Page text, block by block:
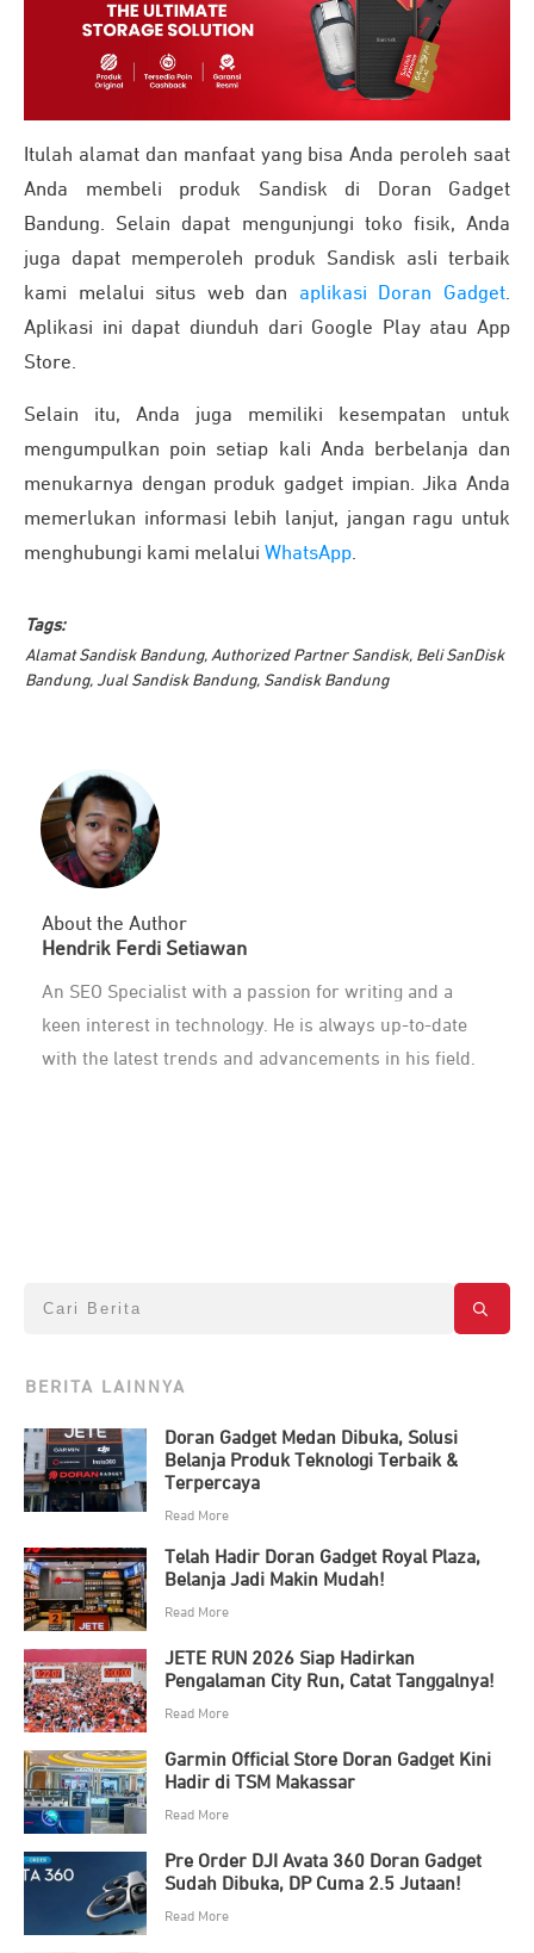
Itulah alamat dan manfaat yang bisa Anda peroleh saat
Anda membeli produk Sandisk di Doran Gadget
Bandung. Selain dapat mengunjungi toko fisik, Anda
juga dapat memperoleh produk Sandisk asli terbaik
kami melalui situs web dan aplikasi Doran Gadget.
Aplikasi ini dapat diunduh dari Google Play atau App
Store.
Selain itu, Anda juga memiliki kesempatan untuk
mengumpulkan poin setiap kali Anda berbelanja dan
menukarnya dengan produk gadget impian. Jika Anda
memerlukan informasi lebih lanjut, jangan ragu untuk
menghubungi kami melalui WhatsApp.
Tags:
Alamat Sandisk Bandung, Authorized Partner Sandisk, Beli SanDisk
Bandung, Jual Sandisk Bandung, Sandisk Bandung
About the Author
Hendrik Ferdi Setiawan
An SEO Specialist with a passion for writing and a
keen interest in technology. He is always up-to-date
with the latest trends and advancements in his field.
BERITA LAINNYA
Doran Gadget Medan Dibuka, Solusi
Belanja Produk Teknologi Terbaik &
Terpercaya
Read More
Telah Hadir Doran Gadget Royal Plaza,
Belanja Jadi Makin Mudah!
Read More
JETE RUN 2026 Siap Hadirkan
Pengalaman City Run, Catat Tanggalnya!
Read More
Garmin Official Store Doran Gadget Kini
Hadir di TSM Makassar
Read More
Pre Order DJI Avata 360 Doran Gadget
Sudah Dibuka, DP Cuma 2.5 Jutaan!
Read More